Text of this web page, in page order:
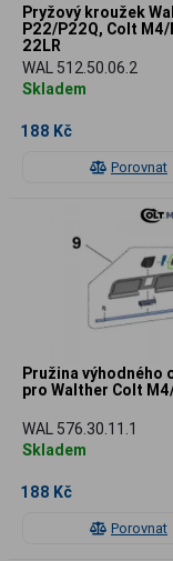
Porovnat
Pryžový kroužek
P22/P22Q, Colt M4/
22LR
WAL 512.50.06.2
Skladem
188 Kč
Porovnat
Pružina výhodného
pro Walther Colt
WAL 576.30.11.1
Skladem
188 Kč